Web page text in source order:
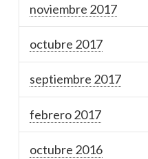
noviembre 2017
octubre 2017
septiembre 2017
febrero 2017
octubre 2016